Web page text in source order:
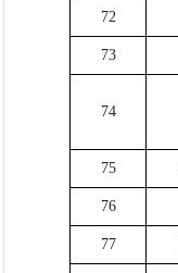
72
73
74
75
76
77